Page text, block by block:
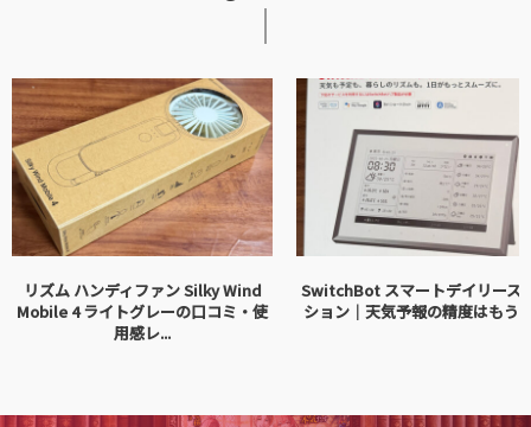
リズム ハンディファン Silky Wind
Mobile 4 ライトグレーの口コミ・使
用感レ...
SwitchBot スマートデイリース
ション｜天気予報の精度はもう